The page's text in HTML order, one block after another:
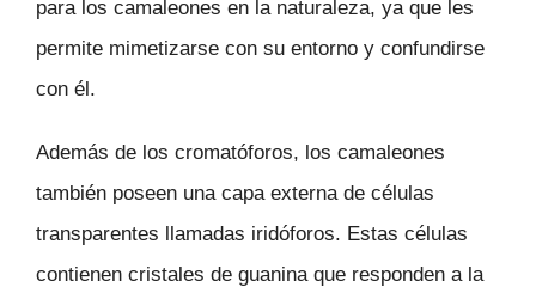
para los camaleones en la naturaleza, ya que les
permite mimetizarse con su entorno y confundirse
con él.
Además de los cromatóforos, los camaleones
también poseen una capa externa de células
transparentes llamadas iridóforos. Estas células
contienen cristales de guanina que responden a la